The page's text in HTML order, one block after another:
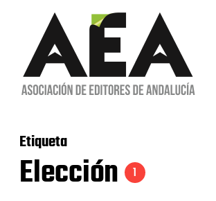
Etiqueta
Elección 1